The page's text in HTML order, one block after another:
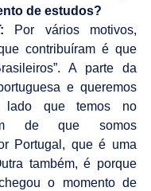
de estudos?
Por vários motivos,
contribuíram é que
A parte da
e queremos
lado que temos no
de que somos
Portugal, que é uma
também, é porque
o momento de